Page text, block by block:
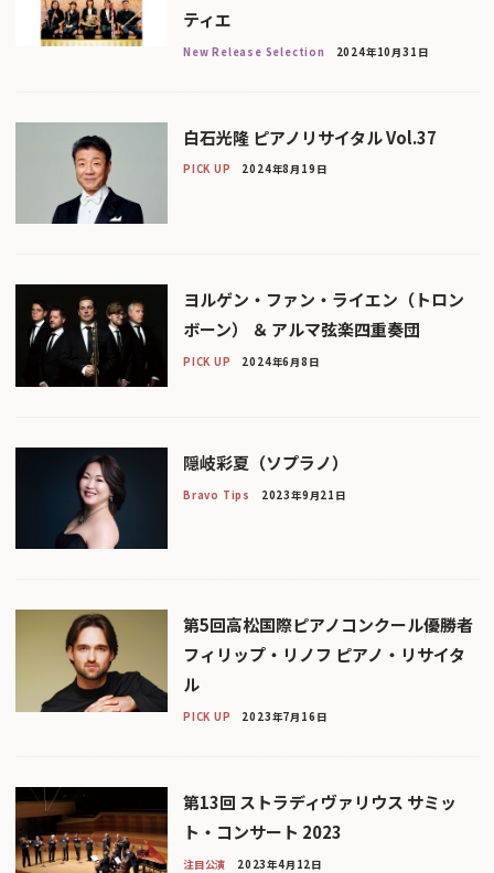
ティエ
New Release Selection 2024年10月31日
白石光隆 ピアノリサイタル Vol.37
PICK UP 2024年8月19日
ヨルゲン・ファン・ライエン（トロン
ボーン） ＆ アルマ弦楽四重奏団
PICK UP 2024年6月8日
隠岐彩夏（ソプラノ）
Bravo Tips 2023年9月21日
第5回高松国際ピアノコンクール優勝者
フィリップ・リノフ ピアノ・リサイタ
ル
PICK UP 2023年7月16日
第13回 ストラディヴァリウス サミッ
ト・コンサート 2023
注目公演 2023年4月12日